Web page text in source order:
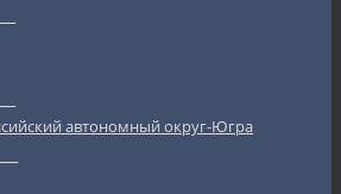
автономный округ-Югра